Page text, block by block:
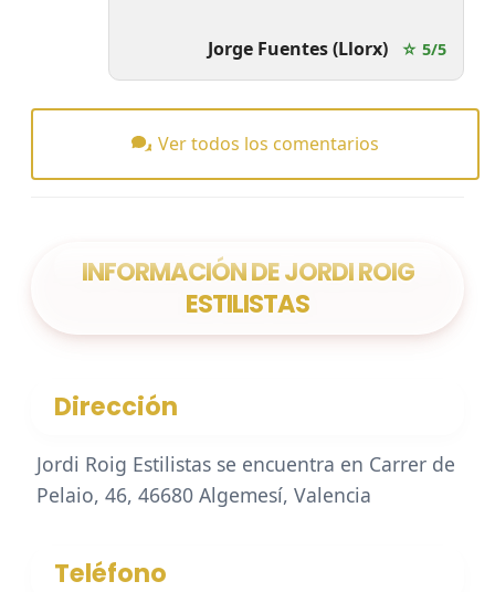
Jorge Fuentes (Llorx) ☆ 5/5
Ver todos los comentarios
INFORMACIÓN DE JORDI ROIG
ESTILISTAS
Dirección
Jordi Roig Estilistas se encuentra en Carrer de
Pelaio, 46, 46680 Algemesí, Valencia
Teléfono